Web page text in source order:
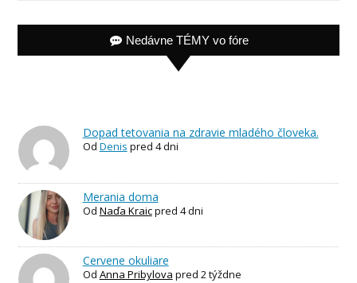
Nedávne TÉMY vo fóre
Dopad tetovania na zdravie mladého človeka.
Od Denis pred 4 dni
Merania doma
Od Naďa Kraicpred 4 dni
Cervene okuliare
Od Anna Pribylova pred 2 týždne